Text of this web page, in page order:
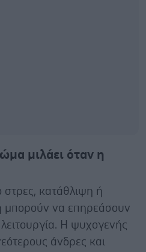
μιλάει όταν η
στρες, κατάθλιψη ή
μπορούν να επηρεάσουν
Η ψυχογενής
άνδρες και